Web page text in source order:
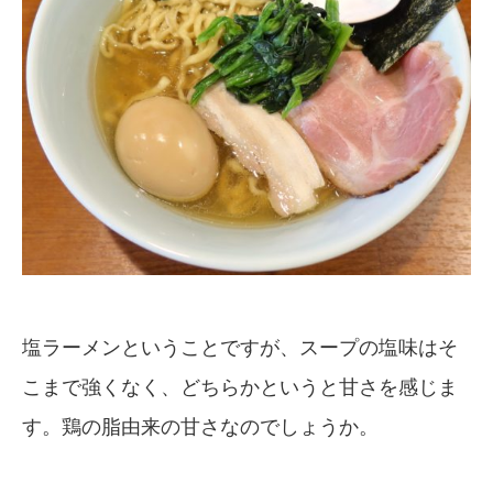
塩ラーメンということですが、スープの塩味はそ
こまで強くなく、どちらかというと甘さを感じま
す。鶏の脂由来の甘さなのでしょうか。